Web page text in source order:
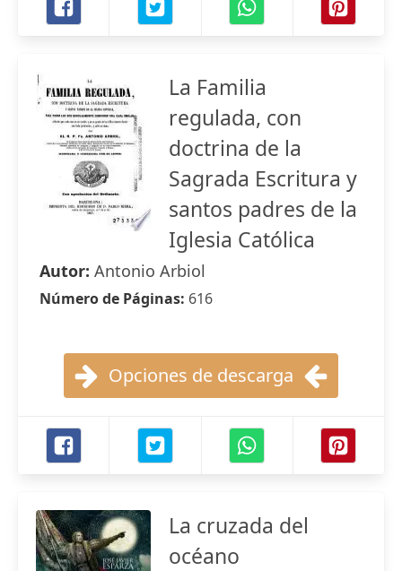
La Familia
regulada, con
doctrina de la
Sagrada Escritura y
santos padres de la
Iglesia Católica
Autor: Antonio Arbiol
Número de Páginas: 616
Opciones de descarga
La cruzada del
océano